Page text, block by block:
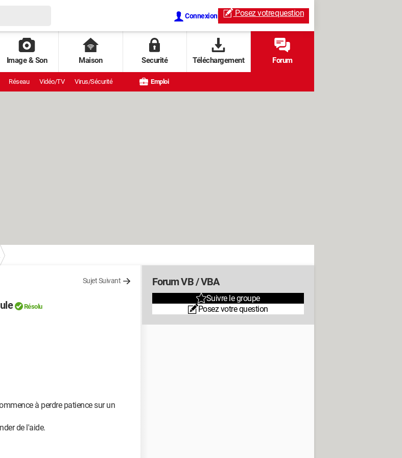
Connexion Posez votrequestion
Image & Son Maison Securité Téléchargement Forum
Réseau Vidéo/TV Virus/Sécurité Emploi
Sujet Suivant
Résolu
à perdre patience sur un
de l'aide.
Forum VB / VBA
Suivre le groupe
Posez votre question